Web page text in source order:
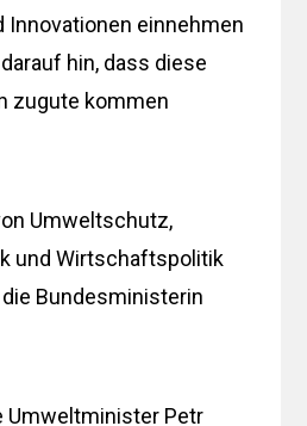
Innovationen einnehmen
hin, dass diese
zugute kommen
Umweltschutz,
und Wirtschaftspolitik
Bundesministerin
Umweltminister Petr